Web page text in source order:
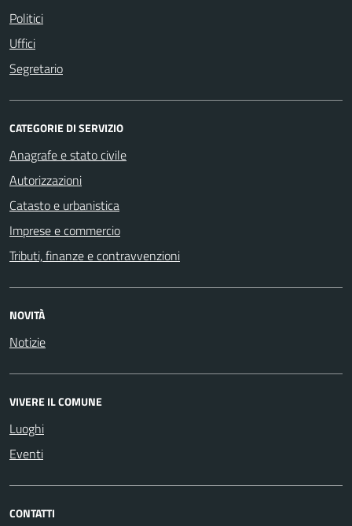
Politici
Uffici
Segretario
CATEGORIE DI SERVIZIO
Anagrafe e stato civile
Autorizzazioni
Catasto e urbanistica
Imprese e commercio
Tributi, finanze e contravvenzioni
NOVITÀ
Notizie
VIVERE IL COMUNE
Luoghi
Eventi
CONTATTI